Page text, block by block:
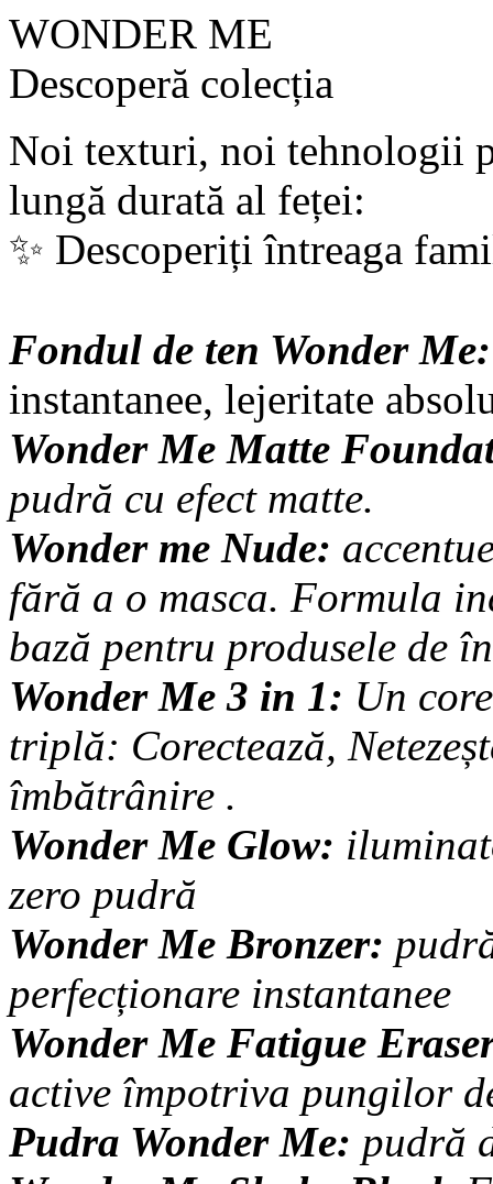
WONDER ME
Descoperă colecția
Noi texturi, noi tehnologii
lungă durată al feței:
✨ Descoperiți întreaga
Fondul de ten Wonder
instantanee, lejeritate
Wonder Me Matte
pudră cu efect matte.
Wonder me Nude:
fără a o masca. Formula
bază pentru produsele de
Wonder Me 3 in 1: Un
triplă: Corectează,
îmbătrânire .
Wonder Me Glow:
zero pudră
Wonder Me Bronzer:
perfecționare instantanee
Wonder Me Fatigue
active împotriva pungilor
Pudra Wonder Me: pudră